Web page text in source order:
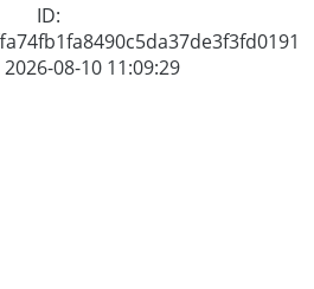
ID:
08-10 11:09:29